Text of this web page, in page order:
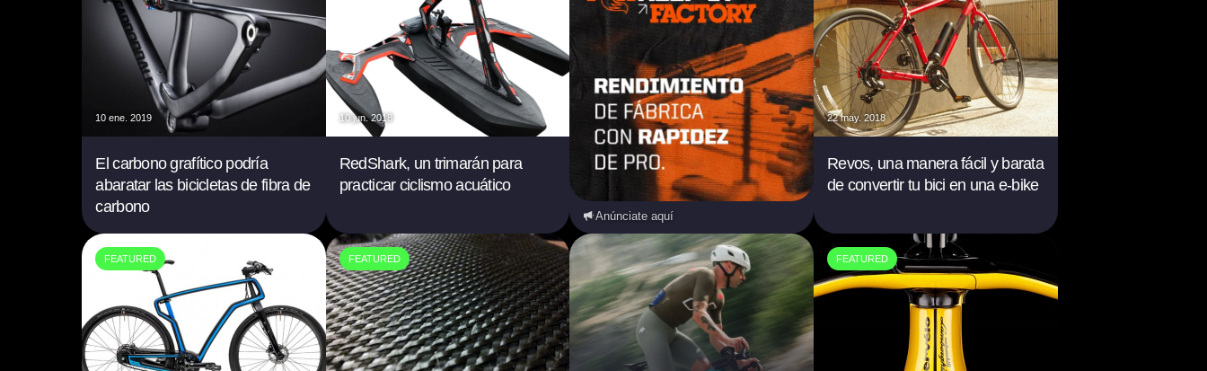
10 ene. 2019
El carbono grafítico podría
abaratar las bicicletas de fibra de
carbono
10 jun. 2018
RedShark, un trimarán para
practicar ciclismo acuático
Anúnciate aquí
22 may. 2018
Revos, una manera fácil y barata
de convertir tu bici en una e-bike
FEATURED FEATURED FEATURED